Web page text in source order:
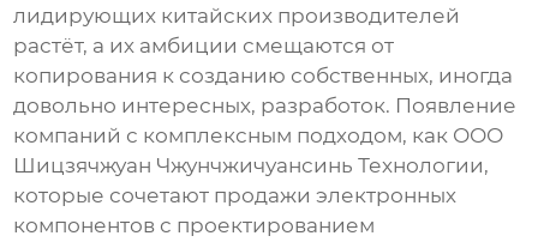
лидирующих китайских производителей
растёт, а их амбиции смещаются от
копирования к созданию собственных, иногда
довольно интересных, разработок. Появление
компаний с комплексным подходом, как ООО
Шицзячжуан Чжунчжичуансинь Технологии,
которые сочетают продажи электронных
компонентов с проектированием